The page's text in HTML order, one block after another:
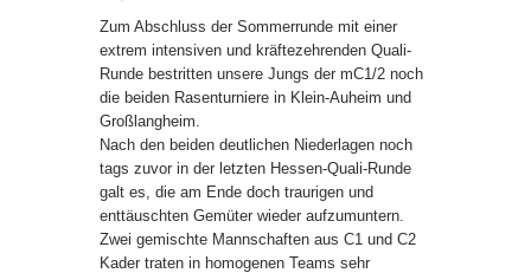
Zum Abschluss der Sommerrunde mit einer
extrem intensiven und kräftezehrenden Quali-
Runde bestritten unsere Jungs der mC1/2 noch
die beiden Rasenturniere in Klein-Auheim und
Großlangheim.
Nach den beiden deutlichen Niederlagen noch
tags zuvor in der letzten Hessen-Quali-Runde
galt es, die am Ende doch traurigen und
enttäuschten Gemüter wieder aufzumuntern.
Zwei gemischte Mannschaften aus C1 und C2
Kader traten in homogenen Teams sehr